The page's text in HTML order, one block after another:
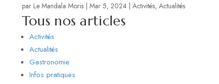
par Le Mandala Moris| Mar 5, 2024| Activités, Actualités
Tous nos articles
Activités
Actualités
Gastronomie
Infos pratiques